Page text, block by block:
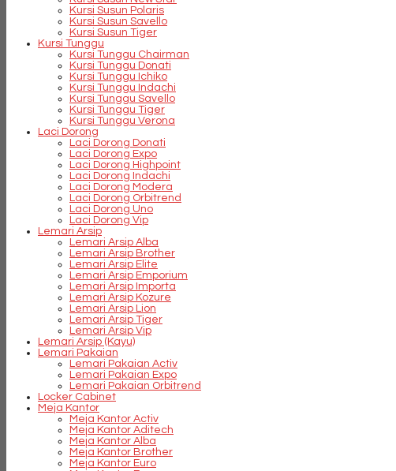
Kursi Susun Polaris
Kursi Susun Savello
Kursi Susun Tiger
Kursi Tunggu
Kursi Tunggu Chairman
Kursi Tunggu Donati
Kursi Tunggu Ichiko
Kursi Tunggu Indachi
Kursi Tunggu Savello
Kursi Tunggu Tiger
Kursi Tunggu Verona
Laci Dorong
Laci Dorong Donati
Laci Dorong Expo
Laci Dorong Highpoint
Laci Dorong Indachi
Laci Dorong Modera
Laci Dorong Orbitrend
Laci Dorong Uno
Laci Dorong Vip
Lemari Arsip
Lemari Arsip Alba
Lemari Arsip Brother
Lemari Arsip Elite
Lemari Arsip Emporium
Lemari Arsip Importa
Lemari Arsip Kozure
Lemari Arsip Lion
Lemari Arsip Tiger
Lemari Arsip Vip
Lemari Arsip (Kayu)
Lemari Pakaian
Lemari Pakaian Activ
Lemari Pakaian Expo
Lemari Pakaian Orbitrend
Locker Cabinet
Meja Kantor
Meja Kantor Activ
Meja Kantor Aditech
Meja Kantor Alba
Meja Kantor Brother
Meja Kantor Euro